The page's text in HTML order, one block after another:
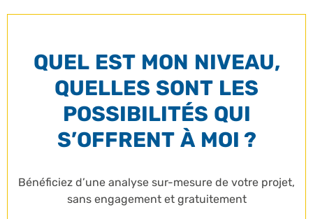
QUEL EST MON NIVEAU,
QUELLES SONT LES
POSSIBILITÉS QUI
S’OFFRENT À MOI ?
Bénéficiez d’une analyse sur-mesure de votre projet,
sans engagement et gratuitement